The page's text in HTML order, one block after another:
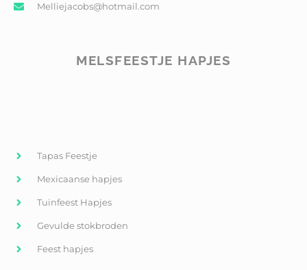
Melliejacobs@hotmail.com
MELSFEESTJE HAPJES
Tapas Feestje
Mexicaanse hapjes
Tuinfeest Hapjes
Gevulde stokbroden
Feest hapjes